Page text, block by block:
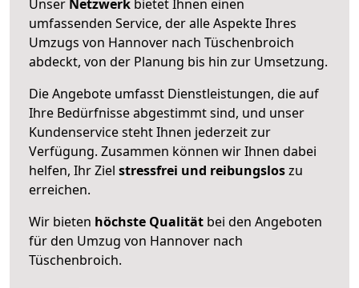
Unser Netzwerk bietet Ihnen einen
umfassenden Service, der alle Aspekte Ihres
Umzugs von Hannover nach Tüschenbroich
abdeckt, von der Planung bis hin zur Umsetzung.
Die Angebote umfasst Dienstleistungen, die auf
Ihre Bedürfnisse abgestimmt sind, und unser
Kundenservice steht Ihnen jederzeit zur
Verfügung. Zusammen können wir Ihnen dabei
helfen, Ihr Ziel stressfrei und reibungsloszu
erreichen.
Wir bieten höchste Qualität bei den Angeboten
für den Umzug von Hannover nach
Tüschenbroich.